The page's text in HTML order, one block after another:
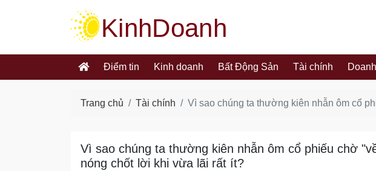
kinhdoanh.muabannhanh.com
Điểm tin Kinh doanh Bất Động Sản Tài chính
Trang chủ Tài chính Vì sao chúng ta thường kiên nhẫn ôm cổ
Vì sao chúng ta thường kiên nhẫn ôm cổ phiếu chờ
nóng chốt lời khi vừa lãi rất ít?